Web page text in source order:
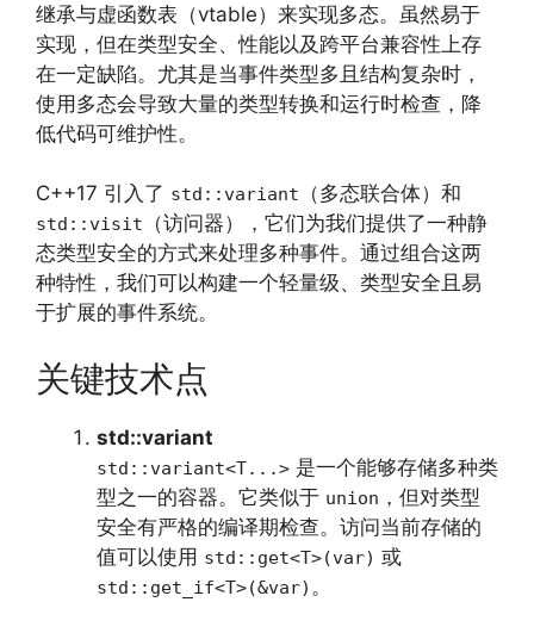
继承与虚函数表（vtable）来实现多态。虽然易于
实现，但在类型安全、性能以及跨平台兼容性上存
在一定缺陷。尤其是当事件类型多且结构复杂时，
使用多态会导致大量的类型转换和运行时检查，降
低代码可维护性。
C++17 引入了 std::variant （多态联合体）和
std::visit
（访问器），它们为我们提供了一种静
态类型安全的方式来处理多种事件。通过组合这两
种特性，我们可以构建一个轻量级、类型安全且易
于扩展的事件系统。
关键技术点
std::variant
std::variant<T...> 是一个能够存储多种类
型之一的容器。它类似于 union ，但对类型
安全有严格的编译期检查。访问当前存储的
值可以使用 std::get<T>(var) 或
std::get_if<T>(&var) 。